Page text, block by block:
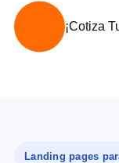
¡Cotiza
Landing pages